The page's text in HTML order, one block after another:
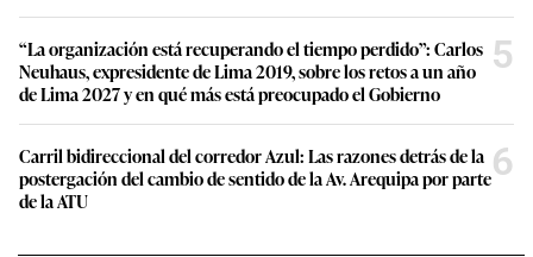
“La organización está recuperando el tiempo perdido”: Carlos
Neuhaus, expresidente de Lima 2019, sobre los retos a un año
de Lima 2027 y en qué más está preocupado el Gobierno
5
Carril bidireccional del corredor Azul: Las razones detrás de la
postergación del cambio de sentido de la Av. Arequipa por parte
de la ATU
6